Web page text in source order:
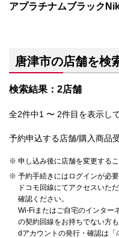
アプラチナムブラック
唐津市の店舗を検
検索結果：2店舗
全2件中1 〜 2件目を表示し
予約申込する店舗/購入商品
申し込み後に店舗を変更するこ
予約手続きにはログインが必要
ドコモ回線にてアクセスいた
確認ください。
Wi-Fiまたはご自宅のインター
の契約回線をお持ちでない方
dアカウントの発行・確認は「